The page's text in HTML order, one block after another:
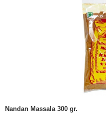
Nandan Massala 300 gr.